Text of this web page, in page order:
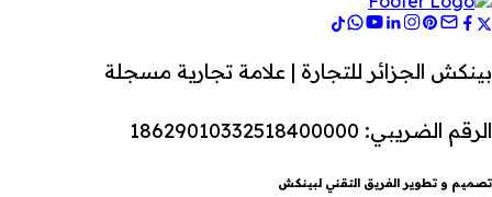
بينكش الجزائر للتجارة | علامة تجارية مسجلة
الرقم الضريبي: 18629010332518400000
تصميم و تطوير الفريق التقني لبينكش